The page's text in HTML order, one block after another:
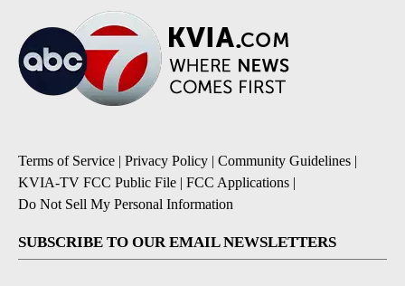
Terms of Service | Privacy Policy | Community Guidelines |
KVIA-TV FCC Public File | FCC Applications |
Do Not Sell My Personal Information
SUBSCRIBE TO OUR EMAIL NEWSLETTERS